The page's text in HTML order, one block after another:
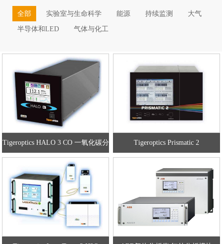
全部 实验室与生命科学 能源 持续监测 大气
半导体和LED 气体与化工
Tigeroptics HALO 3 CO 一氧化碳分 Tigeroptics Prismatic 2